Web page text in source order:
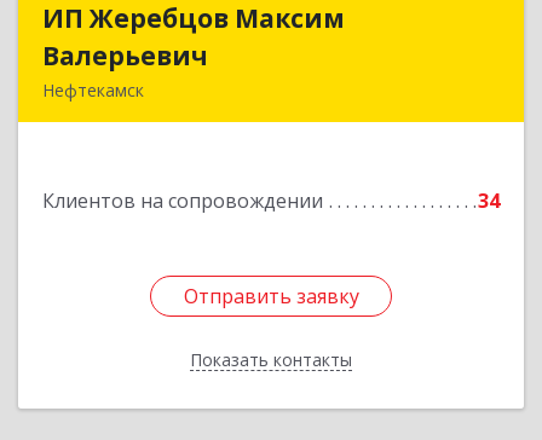
ИП Жеребцов Максим
Валерьевич
Нефтекамск
Клиентов на сопровождении 34
Отправить заявку
Показать контакты
ИП Жеребцов Максим
Подробнее
Отправить заявку
Назад